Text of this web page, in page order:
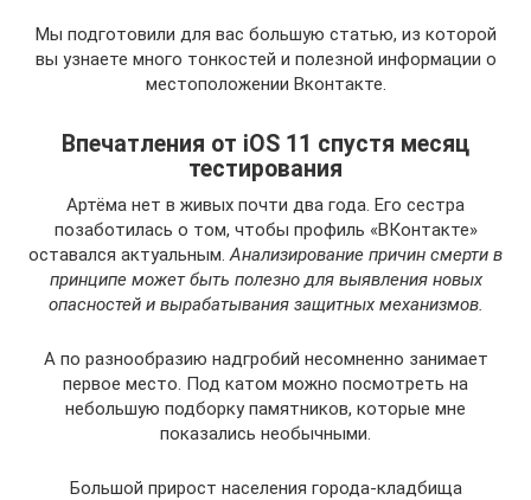
Мы подготовили для вас большую статью, из которой
вы узнаете много тонкостей и полезной информации о
местоположении Вконтакте.
Впечатления от iOS 11 спустя месяц
тестирования
Артёма нет в живых почти два года. Его сестра
позаботилась о том, чтобы профиль «ВКонтакте»
оставался актуальным.Анализирование причин смерти в
принципе может быть полезно для выявления новых
опасностей и вырабатывания защитных механизмов.
А по разнообразию надгробий несомненно занимает
первое место. Под катом можно посмотреть на
небольшую подборку памятников, которые мне
показались необычными.
Большой прирост населения города-кладбища